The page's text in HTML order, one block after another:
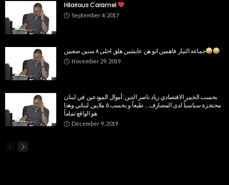
Hilarious Caramel
September 4, 2017
جماعة التيار فاهمين انو هن عايشين هلق احلى ٨ سنين صعبين
November 29, 2019
بحسب الخبير الاقتصادي زياد ناصر الدين: أموال المودعين في لبنان
محتجزة سياسياً لدى المصارف… طبعاً و بحسب ٥ ملايين لبناني وهذا
هو الواقع تماماً
December 9, 2019